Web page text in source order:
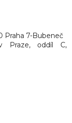
Praha 7-Bubeneč
Praze, oddíl C,